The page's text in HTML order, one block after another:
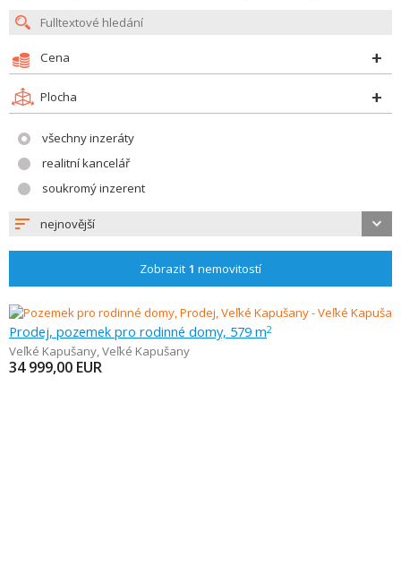
Cena
Plocha
všechny inzeráty
realitní kancelář
soukromý inzerent
nejnovější
Zobrazit 1 nemovitostí
Prodej, pozemek pro rodinné domy, 579 m2
Veľké Kapušany,Veľké Kapušany
34 999,00 EUR